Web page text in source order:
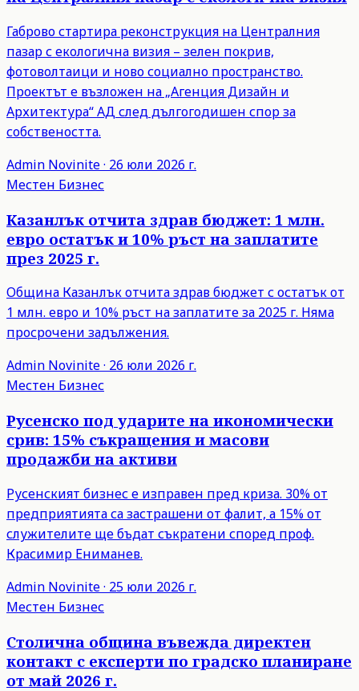
Габрово стартира реконструкция на Централния
пазар с екологична визия – зелен покрив,
фотоволтаици и ново социално пространство.
Проектът е възложен на „Агенция Дизайн и
Архитектура“ АД след дългогодишен спор за
собствеността.
Admin Novinite· 26 юли 2026 г.
Местен Бизнес
Казанлък отчита здрав бюджет: 1 млн.
евро остатък и 10% ръст на заплатите
през 2025 г.
Община Казанлък отчита здрав бюджет с остатък от
1 млн. евро и 10% ръст на заплатите за 2025 г. Няма
просрочени задължения.
Admin Novinite· 26 юли 2026 г.
Местен Бизнес
Русенско под ударите на икономически
срив: 15% съкращения и масови
продажби на активи
Русенският бизнес е изправен пред криза. 30% от
предприятията са застрашени от фалит, а 15% от
служителите ще бъдат съкратени според проф.
Красимир Ениманев.
Admin Novinite· 25 юли 2026 г.
Местен Бизнес
Столична община въвежда директен
контакт с експерти по градско планиране
от май 2026 г.